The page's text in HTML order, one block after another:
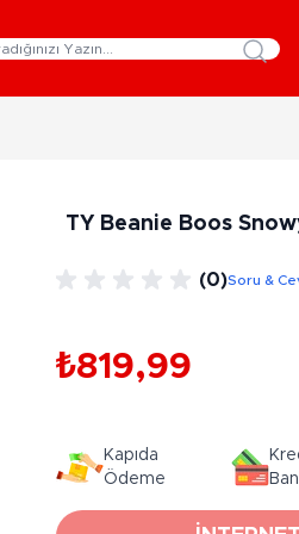
Et Bebekler
Fonksiyonlu Bebekler
Oyuncak Bebek Aksesuarları
Aksesuar
6-9 Yaş
TY Beanie Boos
(0)Soru &
₺819,99
Kapıda
Ödeme